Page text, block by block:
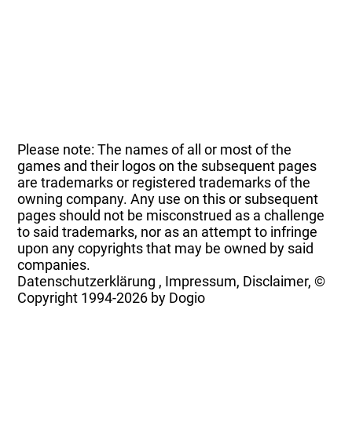
Please note: The names of all or most of the
games and their logos on the subsequent pages
are trademarks or registered trademarks of the
owning company. Any use on this or subsequent
pages should not be misconstrued as a challenge
to said trademarks, nor as an attempt to infringe
upon any copyrights that may be owned by said
companies.
Datenschutzerklärung , Impressum, Disclaimer, ©
Copyright 1994-2026 by Dogio